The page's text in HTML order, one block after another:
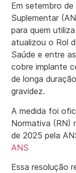
Em setembro
Suplementar
para quem
atualizou o Rol
Saúde e entre
cobre implante
de longa
gravidez.
A medida foi
Normativa (RN)
de 2025 pela
ANS
Essa resolução